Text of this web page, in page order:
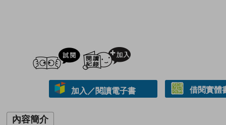
試閲
加入／閱讀電子書 借閱實體
內容簡介